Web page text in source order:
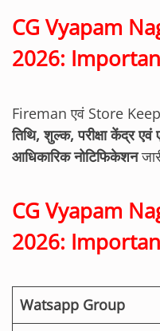
CG Vyapam
2026:
Fireman एवं Store
तिथि, शुल्क, परीक्षा केंद्र एवं
आधिकारिक नोटिफिकेशन
CG Vyapam
2026:
Watsapp Group